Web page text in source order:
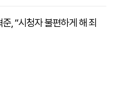
해 죄